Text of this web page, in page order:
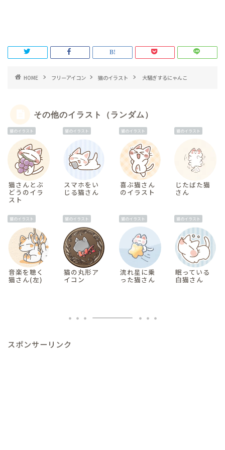
HOME フリーアイコン 猫のイラスト 大騒ぎするにゃんこ
その他のイラスト（ランダム）
猫のイラスト
猫さんとぶ
どうのイラ
スト
猫のイラスト
スマホをい
じる猫さん
猫のイラスト
喜ぶ猫さん
のイラスト
猫のイラスト
じたばた猫
さん
猫のイラスト
音楽を聴く
猫さん(左)
猫のイラスト
猫の丸形ア
イコン
猫のイラスト
流れ星に乗
った猫さん
猫のイラスト
眠っている
白猫さん
スポンサーリンク